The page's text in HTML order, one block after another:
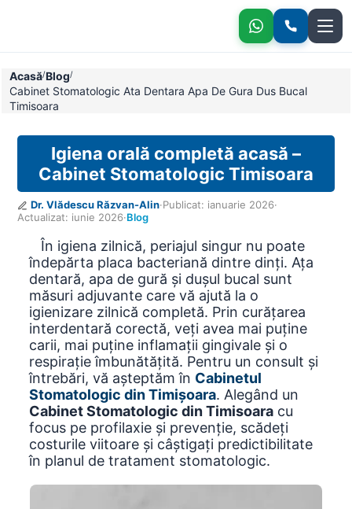
Ața dentară, apa de gură și dușul bucal
Acasă/Blog/
Cabinet Stomatologic Ata Dentara Apa De Gura Dus Bucal
Timisoara
Igiena orală completă acasă –
Cabinet Stomatologic Timisoara
Dr. Vlădescu Răzvan-Alin·Publicat: ianuarie 2026·
Actualizat: iunie 2026·Blog
În igiena zilnică, periajul singur nu poate
îndepărta placa bacteriană dintre dinți. Ața
dentară, apa de gură și dușul bucal sunt
măsuri adjuvante care vă ajută la o
igienizare zilnică completă. Prin curățarea
interdentară corectă, veți avea mai puține
carii, mai puține inflamații gingivale și o
respirație îmbunătățită. Pentru un consult și
întrebări, vă așteptăm în Cabinetul
Stomatologic din Timișoara. Alegând un
Cabinet Stomatologic din Timisoara cu
focus pe profilaxie și prevenție, scădeți
costurile viitoare și câștigați predictibilitate
în planul de tratament stomatologic.